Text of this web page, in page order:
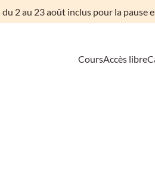
2 au 23 août inclus pour la pause
CoursAccès libre